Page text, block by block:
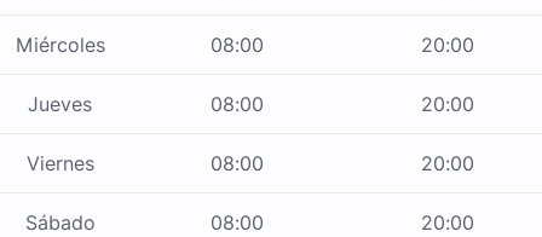
Miércoles 08:00 20:00
Jueves 08:00 20:00
Viernes 08:00 20:00
Sábado 08:00 20:00